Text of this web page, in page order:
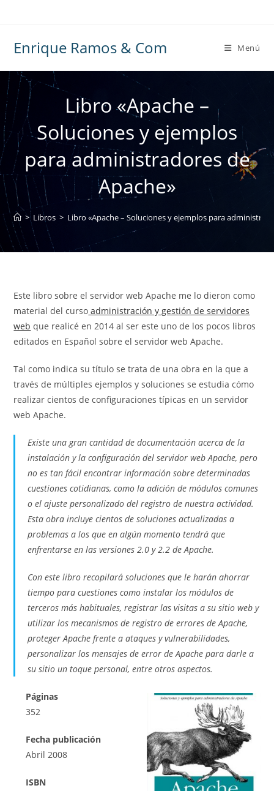
Enrique Ramos & Com Menú
Libro «Apache –
Soluciones y ejemplos
para administradores de
Apache»
> Libros > Libro «Apache – Soluciones y ejemplos para
Este libro sobre el servidor web Apache me lo dieron como
material del curso administración y gestión de servidores
web que realicé en 2014 al ser este uno de los pocos libros
editados en Español sobre el servidor web Apache.
Tal como indica su título se trata de una obra en la que a
través de múltiples ejemplos y soluciones se estudia cómo
realizar cientos de configuraciones típicas en un servidor
web Apache.
Existe una gran cantidad de documentación acerca de la
instalación y la configuración del servidor web Apache, pero
no es tan fácil encontrar información sobre determinadas
cuestiones cotidianas, como la adición de módulos comunes
o el ajuste personalizado del registro de nuestra actividad.
Esta obra incluye cientos de soluciones actualizadas a
problemas a los que en algún momento tendrá que
enfrentarse en las versiones 2.0 y 2.2 de Apache.
Con este libro recopilará soluciones que le harán ahorrar
tiempo para cuestiones como instalar los módulos de
terceros más habituales, registrar las visitas a su sitio web y
utilizar los mecanismos de registro de errores de Apache,
proteger Apache frente a ataques y vulnerabilidades,
personalizar los mensajes de error de Apache para darle a
su sitio un toque personal, entre otros aspectos.
Páginas
352
Fecha publicación
Abril 2008
ISBN